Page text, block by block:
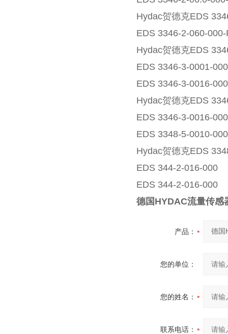
Hydac贺德克EDS
EDS 3346-2-060-000-
Hydac贺德克EDS
EDS 3346-3-0001-
EDS 3346-3-0016-
Hydac贺德克EDS
EDS 3346-3-0016-
EDS 3348-5-0010-
Hydac贺德克EDS
EDS 344-2-016-000
EDS 344-2-016-000
德国HYDAC流量传感
产品：
您的单位：
您的姓名：
联系电话：